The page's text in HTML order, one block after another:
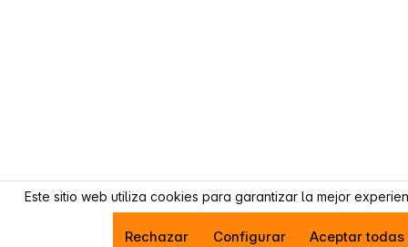
Este sitio web utiliza cookies para garantizar la mejor
Rechazar Configurar Aceptar todas